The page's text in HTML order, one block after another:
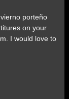
porteño
on your
I would love to